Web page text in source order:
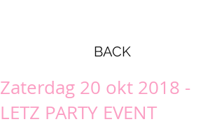
BACK
Zaterdag 20 okt 2018 -
LETZ PARTY EVENT